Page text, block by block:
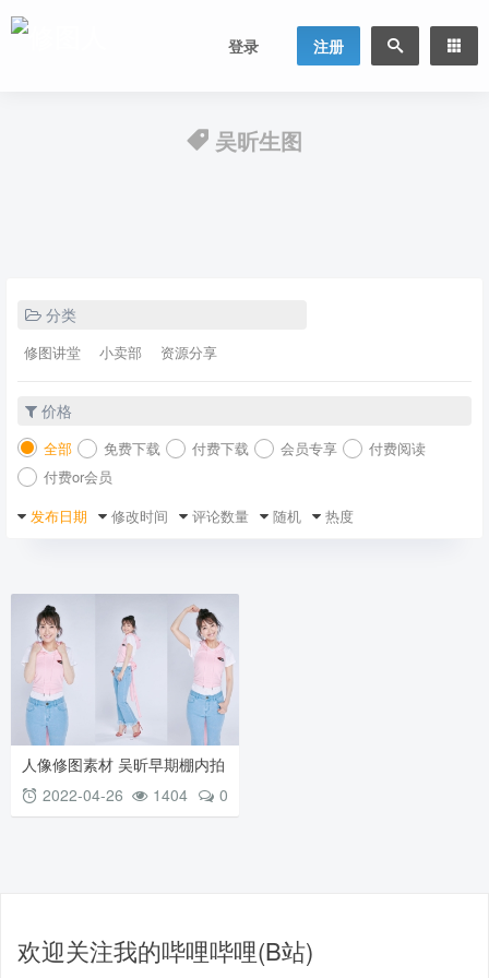
登录 注册
吴昕生图
分类
修图讲堂 小卖部 资源分享
价格
全部 免费下载 付费下载 会员专享
付费阅读
付费or会员
发布日期
修改时间 评论数量 随机 热度
人像修图素材 吴昕早期棚内拍
牛仔裤
2022-04-26 0
1404
欢迎关注我的哔哩哔哩(B站)